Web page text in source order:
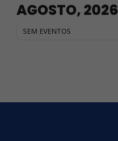
AGOSTO, 2026
SEM EVENTOS